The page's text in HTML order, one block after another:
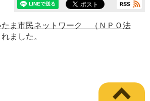
たま市民ネットワーク （ＮＰＯ法
ました。